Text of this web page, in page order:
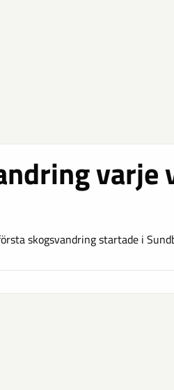
varje
skogsvandring startade i